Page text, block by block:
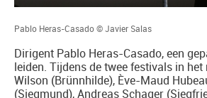
Pablo Heras-Casado © Javier Salas
Dirigent Pablo Heras-Casado, een
leiden. Tijdens de twee festivals in
Wilson (Brünnhilde), Ève-Maud
(Siegmund), Andreas Schager